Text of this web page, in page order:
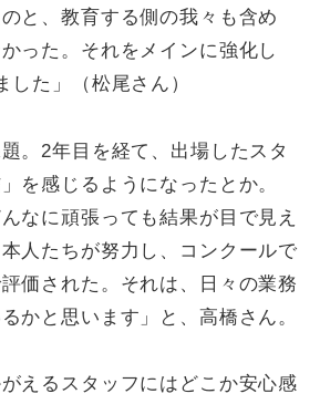
と、教育する側の我々も含め
かった。それをメインに強化し
した」（松尾さん）
。2年目を経て、出場したスタ
を感じるようになったとか。
なに頑張っても結果が目で見え
人たちが努力し、コンクールで
価された。それは、日々の業務
かと思います」と、高橋さん。
えるスタッフにはどこか安心感